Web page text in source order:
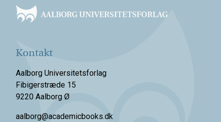
Kontakt
Aalborg Universitetsforlag
Fibigerstræde 15
9220 Aalborg Ø
aalborg@academicbooks.dk